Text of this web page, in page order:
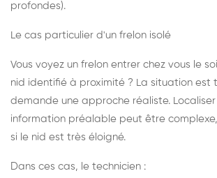
profondes).
Le cas particulier d'un frelon isolé
Vous voyez un frelon entrer chez vous le
nid identifié à proximité ? La situation est
demande une approche réaliste. Localiser
information préalable peut être
si le nid est très éloigné.
Dans ces cas, le technicien :